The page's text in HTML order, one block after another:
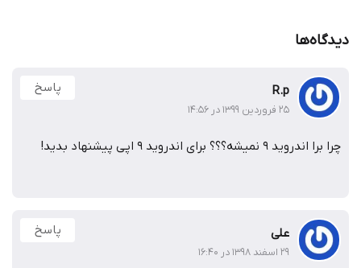
دیدگاه‌ها
R.p
۲۵ فروردین ۱۳۹۹ در ۱۴:۵۶
پاسخ
چرا برا اندروید ۹ نمیشه؟؟؟ برای اندروید ۹ اپی پیشنهاد بدید!
علی
۲۹ اسفند ۱۳۹۸ در ۱۶:۴۰
پاسخ